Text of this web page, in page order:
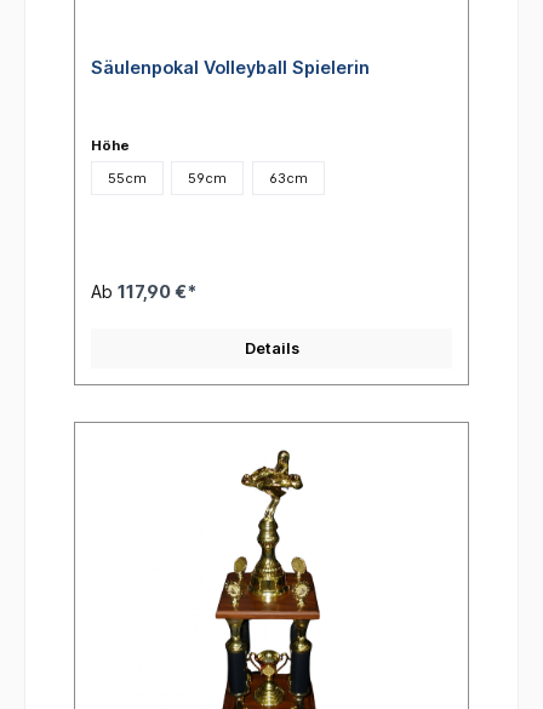
Säulenpokal Volleyball Spielerin
Höhe
55cm
59cm 63cm
Ab 117,90 €*
Details